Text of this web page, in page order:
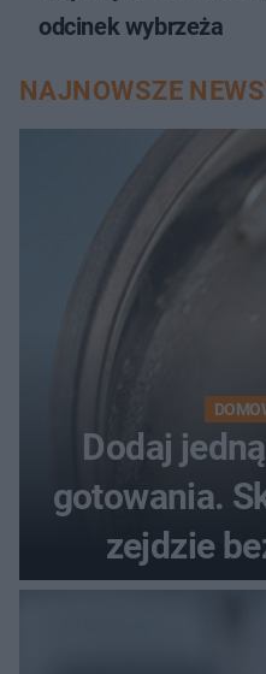
odcinek wybrzeża
NAJNOWSZE
Dodaj
gotowania.
zejdzie